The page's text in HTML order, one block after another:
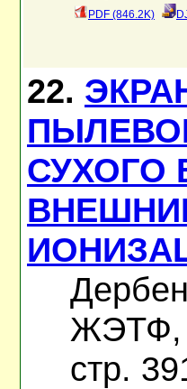
PDF (846.2K)
22.
СУХОГО
ЖЭТФ,
стр.